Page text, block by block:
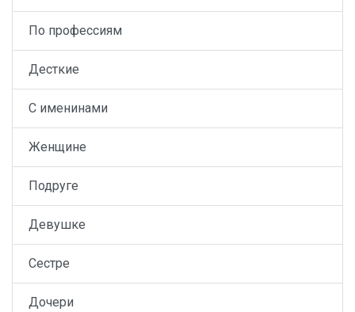
По профессиям
Десткие
С именинами
Женщине
Подруге
Девушке
Сестре
Дочери